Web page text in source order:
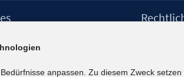
Erklärung
anpassen. Zu diesem Zweck